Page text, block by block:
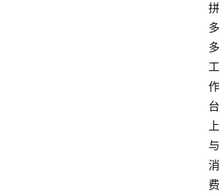
拼
多
多
工
作
台
上
与
消
费